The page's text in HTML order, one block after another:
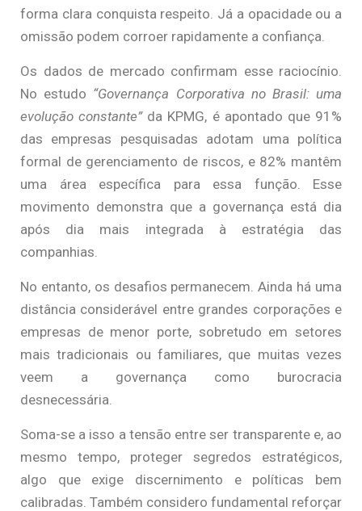
forma clara conquista respeito. Já a opacidade ou a
omissão podem corroer rapidamente a confiança.
Os dados de mercado confirmam esse raciocínio.
No estudo “Governança Corporativa no Brasil: uma
evolução constante”da KPMG, é apontado que 91%
das empresas pesquisadas adotam uma política
formal de gerenciamento de riscos, e 82% mantêm
uma área específica para essa função. Esse
movimento demonstra que a governança está dia
após dia mais integrada à estratégia das
companhias.
No entanto, os desafios permanecem. Ainda há uma
distância considerável entre grandes corporações e
empresas de menor porte, sobretudo em setores
mais tradicionais ou familiares, que muitas vezes
veem a governança como burocracia
desnecessária.
Soma-se a isso a tensão entre ser transparente e, ao
mesmo tempo, proteger segredos estratégicos,
algo que exige discernimento e políticas bem
calibradas. Também considero fundamental reforçar